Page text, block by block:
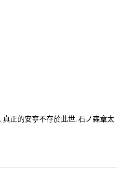
,真正的安寧不存於此世,石ノ森章太